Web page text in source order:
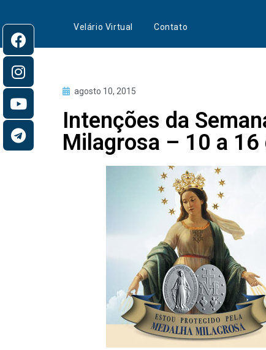
Velário Virtual Contato
agosto 10, 2015
Intenções da
Milagrosa – 10 a 16